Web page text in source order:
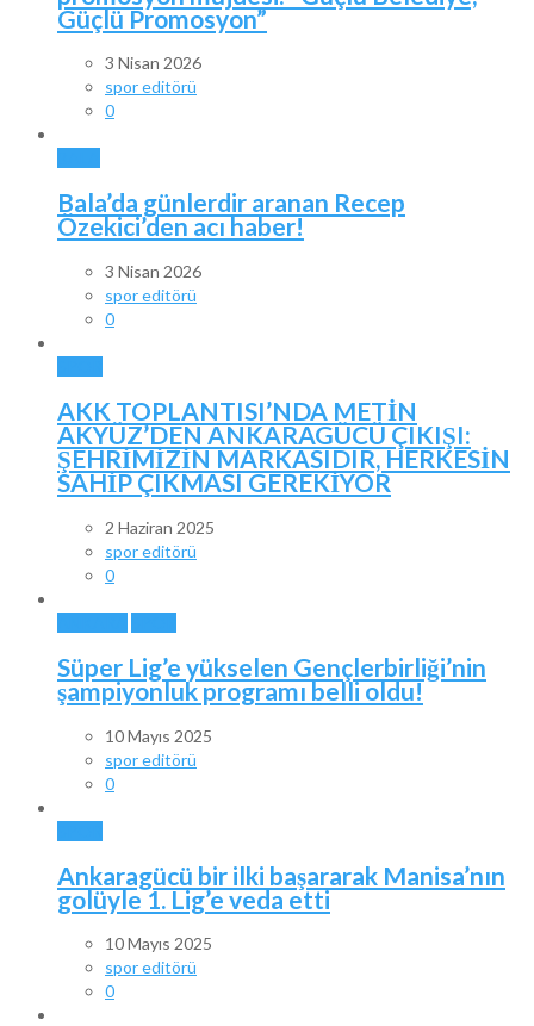
Güçlü Promosyon”
3 Nisan 2026
spor editörü
0
Bala’da günlerdir aranan Recep
Özekici’den acı haber!
3 Nisan 2026
spor editörü
0
AKK TOPLANTISI’NDA METİN
AKYÜZ’DEN ANKARAGÜCÜ ÇIKIŞI:
ŞEHRİMİZİN MARKASIDIR, HERKESİN
SAHİP ÇIKMASI GEREKİYOR
2 Haziran 2025
spor editörü
0
Süper Lig’e yükselen Gençlerbirliği’nin
şampiyonluk programı belli oldu!
10 Mayıs 2025
spor editörü
0
Ankaragücü bir ilki başararak Manisa’nın
golüyle 1. Lig’e veda etti
10 Mayıs 2025
spor editörü
0